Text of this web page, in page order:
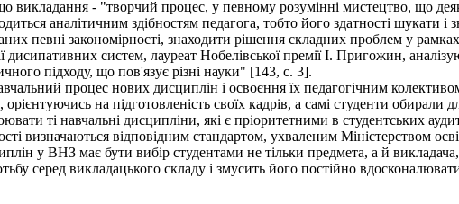
викладання - "творчий процес, у певному розумінні мистецтво, що
аналітичним здібностям педагога, тобто його здатності шукати
певні закономірності, знаходити рішення складних проблем у
дисипативних систем, лауреат Нобелівської премії І. Пригожин,
підходу, що пов'язує різні науки" [143, с. 3].
процес нових дисциплін і освоєння їх педагогічним
на підготовленість своїх кадрів, а самі студенти обирали
ті навчальні дисципліни, які є пріоритетними в студентських
визначаються відповідним стандартом, ухваленим Міністерством
у ВНЗ має бути вибір студентами не тільки предмета, а й
серед викладацького складу і змусить його постійно